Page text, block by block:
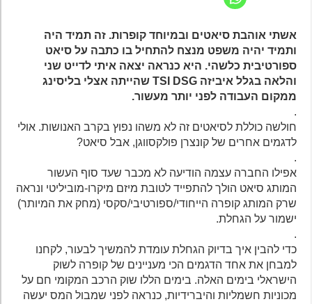
אשתי אוהבת סיאטים ובמיוחד קופרות. זה תמיד היה
ותמיד יהיה משפט מנצח להתחיל בו כתבה על סיאט
ספורטיבית כלשהי. היא כנראה יצאה איתי לדייט שני
והלאה בגלל איביזה TSI DSG שהייתה אצלי בליסינג
ממקום העבודה לפני יותר מעשור.
חולשה כוללת לסיאטים זה לא משהו נפוץ בקרב האנושות. אולי
לדגמים אחרים של קונצרן פולקסווגן, אבל סיאט?
אפילו החברה עצמה הודיעה לא מכבר שעד סוף העשור
המותג סיאט הולך להתפייד לטובת מיזם מיקרו-מוביליטי ונראה
שרק המותג קופרה הייחודי/ספורטיבי/סקסי (מחק את המיותר)
ישמור על הגחלת.
כדי להבין איך בדיוק הגחלת עומדת להמשיך לבעור, לקחנו
למבחן את אחד הדגמים הכי מעניינים של קופרה לשוק
הישראלי בימים האלה. בימים הללו שוק הרכב המקומי חם על
מכוניות חשמליות והיברידיות, כנראה לפני שמבול המס יעשה